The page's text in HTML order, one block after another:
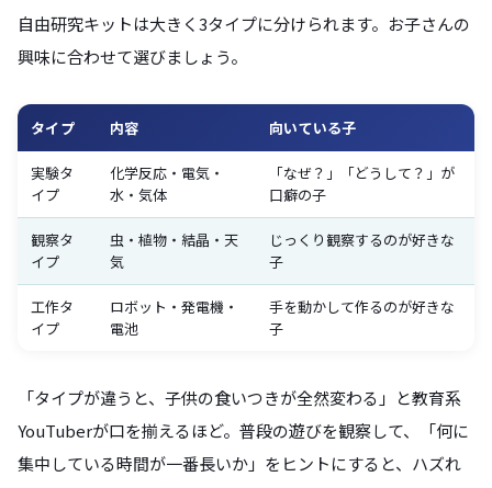
自由研究キットは大きく3タイプに分けられます。お子さんの
興味に合わせて選びましょう。
タイプ 内容 向いている子
実験タ
イプ
化学反応・電気・
水・気体
「なぜ？」「どうして？」が
口癖の子
観察タ
イプ
虫・植物・結晶・天
気
じっくり観察するのが好きな
子
工作タ
イプ
ロボット・発電機・
電池
手を動かして作るのが好きな
子
「タイプが違うと、子供の食いつきが全然変わる」と教育系
YouTuberが口を揃えるほど。普段の遊びを観察して、「何に
集中している時間が一番長いか」をヒントにすると、ハズれ